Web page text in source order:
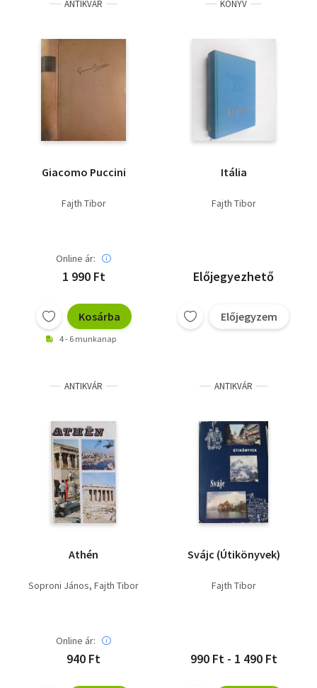
ANTIKVÁR
Giacomo Puccini
Fajth Tibor
Online ár:
1 990 Ft
Kosárba
4 - 6 munkanap
KÖNYV
Itália
Fajth Tibor
Előjegyezhető
Előjegyzem
ANTIKVÁR
Athén
Soproni János Fajth Tibor
Online ár:
940 Ft
ANTIKVÁR
Svájc (Útikönyvek)
Fajth Tibor
990 Ft - 1 490 Ft